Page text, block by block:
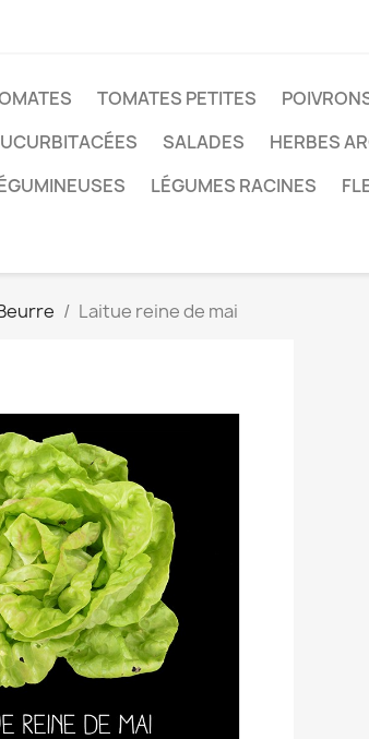
TOMATES PETITES
SALADES HERBES
LÉGUMES RACINES
Laitue reine de mai